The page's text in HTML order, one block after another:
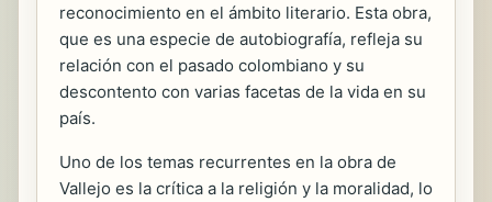
reconocimiento en el ámbito literario. Esta obra,
que es una especie de autobiografía, refleja su
relación con el pasado colombiano y su
descontento con varias facetas de la vida en su
país.
Uno de los temas recurrentes en la obra de
Vallejo es la crítica a la religión y la moralidad, lo